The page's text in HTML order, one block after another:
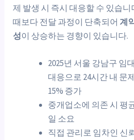
제 발생 시 즉시 대응할 수 있습
때보다 전달 과정이 단축되어계
성이 상승하는 경향이 있습니다.
2025년 서울 강남구 임
대응으로 24시간 내 문
15% 증가
중개업소에 의존 시 평
일 소요
직접 관리로 임차인 신